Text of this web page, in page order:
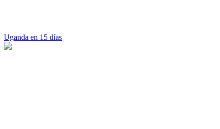
Uganda en 15 días